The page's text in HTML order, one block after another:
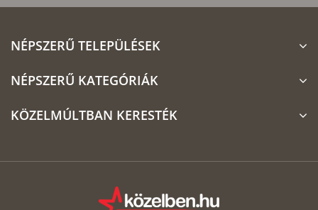
NÉPSZERŰ TELEPÜLÉSEK
NÉPSZERŰ KATEGÓRIÁK
KÖZELMÚLTBAN KERESTÉK